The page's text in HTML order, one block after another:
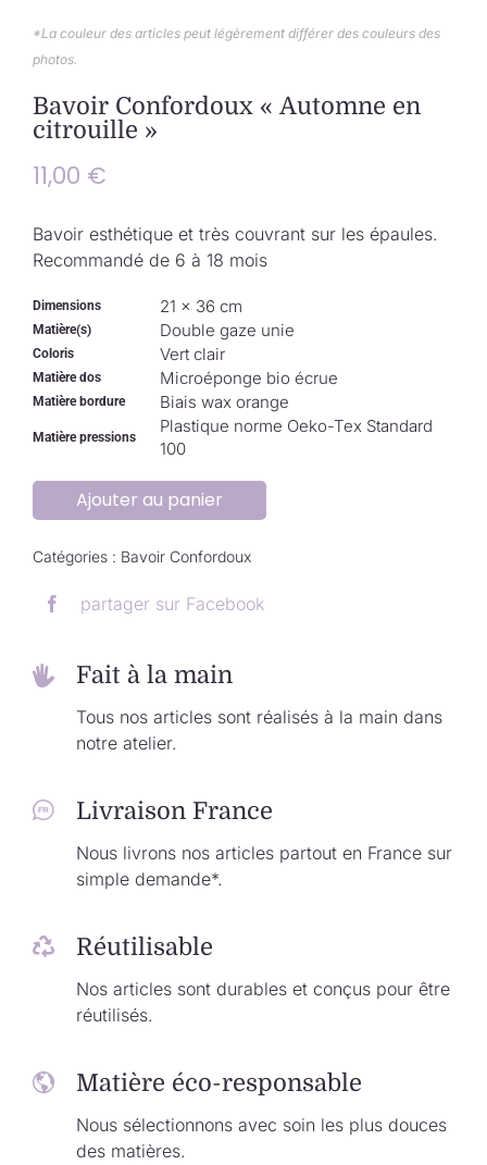
*La couleur des articles peut légèrement différer des couleurs des
photos.
Bavoir Confordoux « Automne en
citrouille »
11,00 €
Bavoir esthétique et très couvrant sur les épaules.
Recommandé de 6 à 18 mois
Dimensions 21 × 36 cm
Matière(s) Double gaze unie
Coloris Vert clair
Matière dos Microéponge bio écrue
Matière bordure Biais wax orange
Matière pressions
Plastique norme Oeko-Tex Standard
100
Ajouter au panier
Catégories : Bavoir Confordoux
partager sur Facebook
Fait à la main
Tous nos articles sont réalisés à la main dans
notre atelier.
Livraison France
Nous livrons nos articles partout en France sur
simple demande*.
Réutilisable
Nos articles sont durables et conçus pour être
réutilisés.
Matière éco-responsable
Nous sélectionnons avec soin les plus douces
des matières.